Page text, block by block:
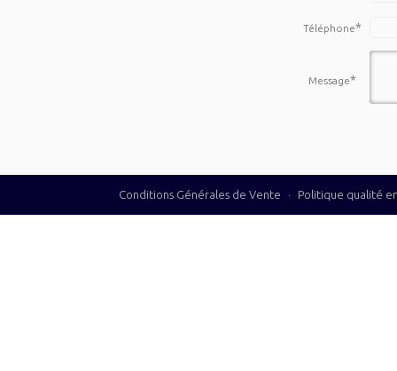
Téléphone*
Message*
Conditions Générales de Vente · Politique qualité